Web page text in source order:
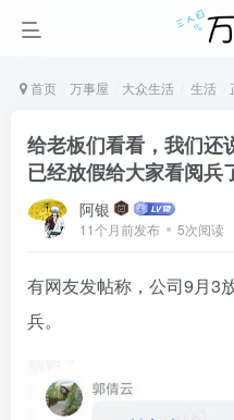
首页 万事屋 大众生活 生活
给老板们看看，我们还
已经放假给大家看阅兵
阿银
11个月前发布 5次阅读
有网友发帖称，公司9月3
兵。